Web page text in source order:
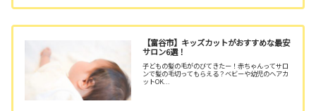
【富谷市】キッズカットがおすすめな最安
サロン6選！
子どもの髪の毛がのびてきたー！赤ちゃんってサロ
ンで髪の毛切ってもらえる？ベビーや幼児のヘアカ
ットOK...